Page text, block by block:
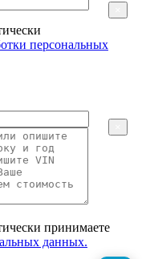
персональных
принимаете
данных.